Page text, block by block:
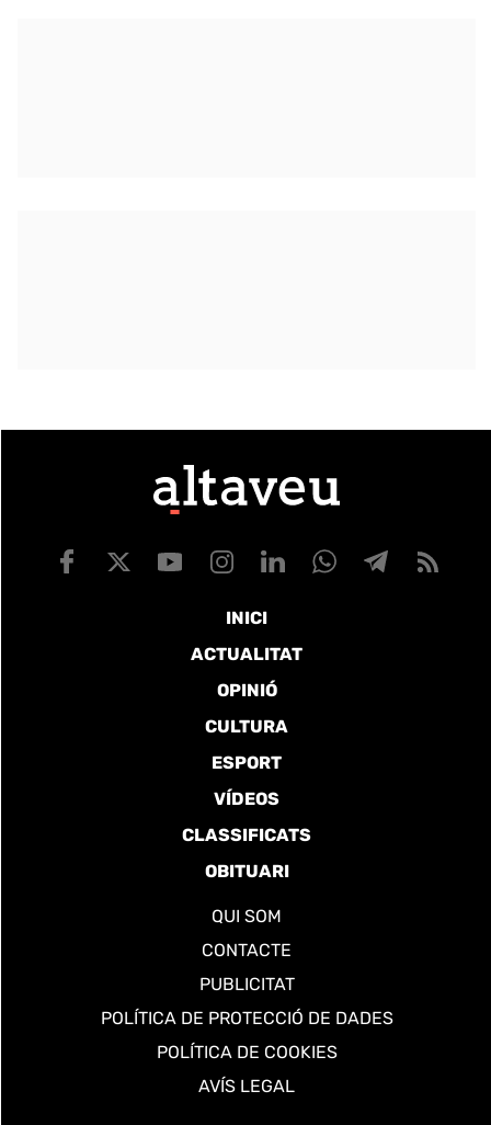
INICI
ACTUALITAT
OPINIÓ
CULTURA
ESPORT
VÍDEOS
CLASSIFICATS
OBITUARI
QUI SOM
CONTACTE
PUBLICITAT
POLÍTICA DE PROTECCIÓ DE DADES
POLÍTICA DE COOKIES
AVÍS LEGAL